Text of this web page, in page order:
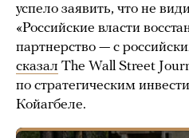
успело заявить, что не
«Российские власти
партнерство — с
сказал The Wall Street
по стратегическим
Койагбеле.